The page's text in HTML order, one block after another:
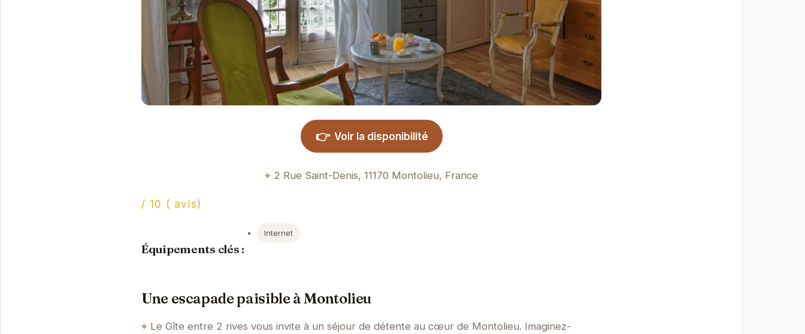
👉 Voir la disponibilité
2 Rue Saint-Denis, 11170 Montolieu, France
/ 10 ( avis)
Équipements clés :
Internet
Une escapade paisible à Montolieu
Le Gîte entre 2 rives vous invite à un séjour de détente au cœur de Montolieu. Imaginez-